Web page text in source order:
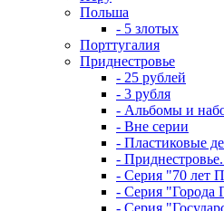
Польша
- 5 злотых
Порттугалия
Приднестровье
- 25 рублей
- 3 рубля
- Альбомы и
- Вне серии
- Пластиковые
-
- Серия "70 лет
- Серия "Города
- Серия